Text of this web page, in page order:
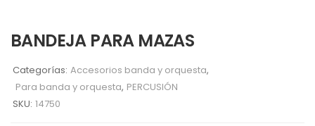
BANDEJA PARA MAZAS
Categorías: Accesorios banda y orquesta,
Para banda y orquesta, PERCUSIÓN
SKU: 14750